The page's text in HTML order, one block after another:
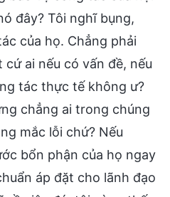
đây? Tôi nghĩ bụng,
của họ. Chẳng phải
ai nếu có vấn đề, nếu
tác thực tế không ư?
chẳng ai trong chúng
mắc lỗi chứ? Nếu
bổn phận của họ ngay
áp đặt cho lãnh đạo